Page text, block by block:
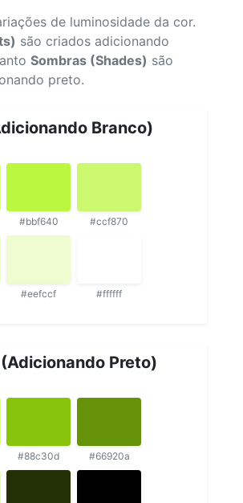
de luminosidade da cor.
são criados adicionando
Sombras (Shades) são
preto.
Branco)
#bbf640 #ccf870
#eefccf #ffffff
Preto)
#88c30d #66920a